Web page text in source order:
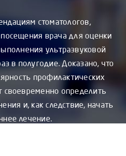
стоматологов,
врача для оценки
ультразвуковой
в полугодие. Доказано, что
профилактических
своевременно определить
и, как следствие, начать
лечение.